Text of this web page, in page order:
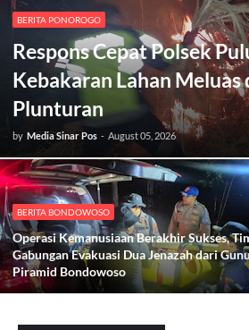
BERITA PONOROGO
Respons Cepat Polsek
Kebakaran Lahan Meluas
Plunturan
by Media Sinar Pos - August 05, 2026
BERITA BONDOWOSO
Operasi Kemanusiaan Berakhir Sukses,
Gabungan Evakuasi Dua Jenazah dari
Piramid Bondowoso